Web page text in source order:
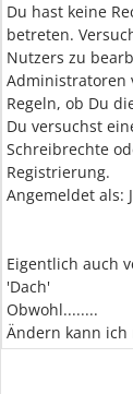
Du hast keine
betreten.
Nutzers zu
Administratoren
Regeln, ob Du
Du versuchst
Schreibrechte
Registrierung.
Angemeldet als:
Eigentlich auch
'Dach'
Obwohl........
Ändern kann ich